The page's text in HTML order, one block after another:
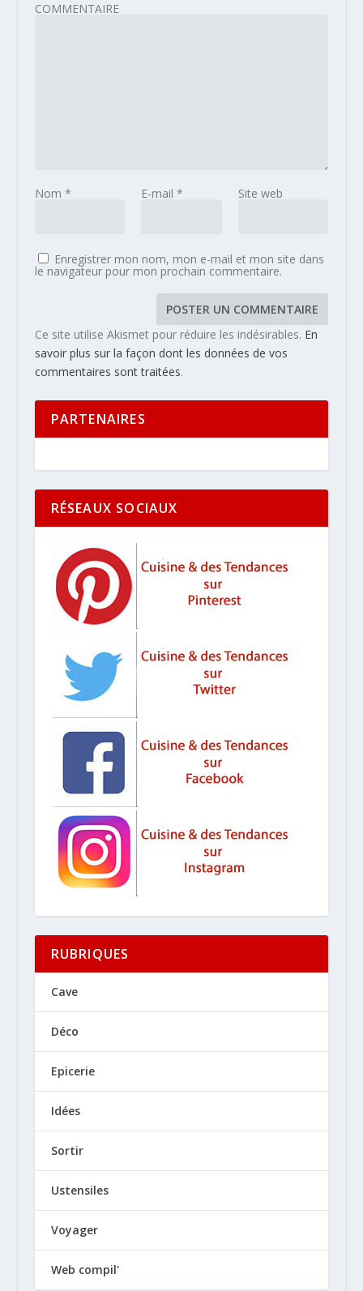
COMMENTAIRE
Nom * E-mail * Site web
Enregistrer mon nom, mon e-mail et mon site dans
le navigateur pour mon prochain commentaire.
Ce site utilise Akismet pour réduire les indésirables. En
savoir plus sur la façon dont les données de vos
commentaires sont traitées.
PARTENAIRES
RÉSEAUX SOCIAUX
RUBRIQUES
Cave
Déco
Epicerie
Idées
Sortir
Ustensiles
Voyager
Web compil'